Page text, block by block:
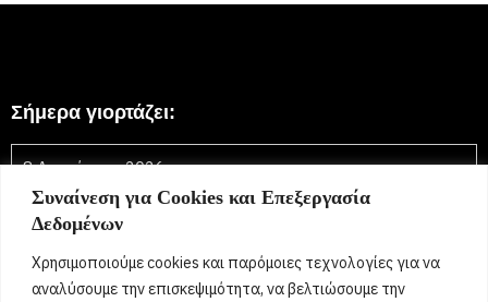
Συναίνεση για Cookies και Επεξεργασία
Δεδομένων
Χρησιμοποιούμε cookies και παρόμοιες τεχνολογίες για να
αναλύσουμε την επισκεψιμότητα, να βελτιώσουμε την
Σήμερα γιορτάζει:
8 Αυγούστου 2026
Τριανταφυλλιά, Φύλλη, Φύλλια, Φυλλιώ, Φυλλίτσα,
Τριανταφυλλένια, Τριανταφυλλίνη, Ρόζα,
Τριαντάφυλλος, Τριανταφύλλης, Φύλλης, Φύλλιος,
Τριανταφυλλένιος, Τριανταφυλλίνος, Ντάφυ, Ντάφι